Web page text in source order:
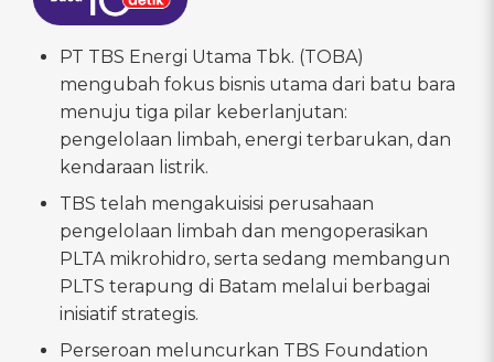
PT TBS Energi Utama Tbk. (TOBA)
mengubah fokus bisnis utama dari batu bara
menuju tiga pilar keberlanjutan:
pengelolaan limbah, energi terbarukan, dan
kendaraan listrik.
TBS telah mengakuisisi perusahaan
pengelolaan limbah dan mengoperasikan
PLTA mikrohidro, serta sedang membangun
PLTS terapung di Batam melalui berbagai
inisiatif strategis.
Perseroan meluncurkan TBS Foundation